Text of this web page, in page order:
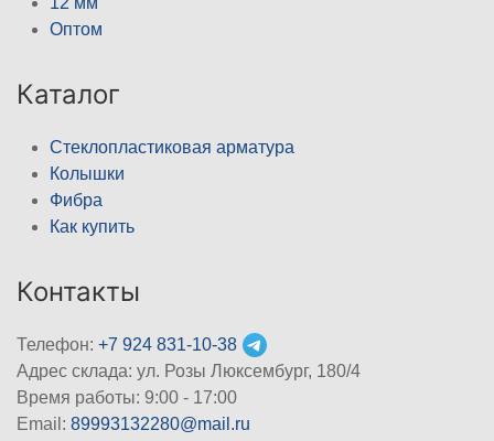
Оптом
Каталог
Стеклопластиковая арматура
Колышки
Фибра
Как купить
Контакты
Телефон: +7 924 831-10-38
Адрес склада: ул. Розы Люксембург, 180/4
Время работы: 9:00 - 17:00
Email: 89993132280@mail.ru